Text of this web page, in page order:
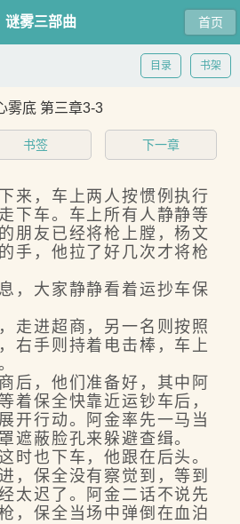
首页
谜雾三部曲
书架
目录
雾底 第三章3-3
书签 下一章
，车上两人按惯例执行
下车。车上所有人静静等
朋友已经将枪上膛，杨文
手，他拉了好几次才将枪
大家静静看着运抄车保
进超商，另一名则按照
右手则持着电击棒，车上
，他们准备好，其中阿
着保全快靠近运钞车后，
开行动。阿金率先一马当
遮蔽脸孔来躲避查缉。
也下车，他跟在后头。
保全没有察觉到，等到
太迟了。阿金二话不说先
，保全当场中弹倒在血泊